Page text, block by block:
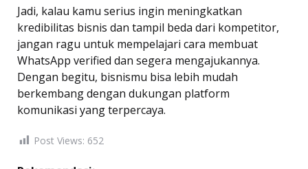
Jadi, kalau kamu serius ingin meningkatkan
kredibilitas bisnis dan tampil beda dari kompetitor,
jangan ragu untuk mempelajari cara membuat
WhatsApp verified dan segera mengajukannya.
Dengan begitu, bisnismu bisa lebih mudah
berkembang dengan dukungan platform
komunikasi yang terpercaya.
Post Views: 652